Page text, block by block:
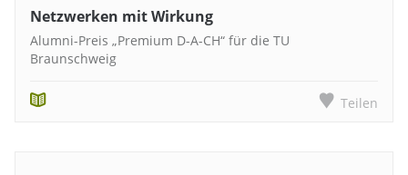
Netzwerken mit Wirkung
Alumni-Preis „Premium D-A-CH“ für die TU
Braunschweig
Teilen